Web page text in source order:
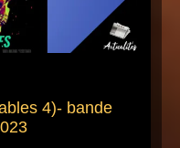
4)- bande